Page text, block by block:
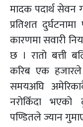
मादक पदार्थ सेवन
प्रतिशत
कारणमा सवारी
छ । रातो बत्ती
करिब एक
समयअघि
नरोकिँदा भएको
पण्डितले ज्यान